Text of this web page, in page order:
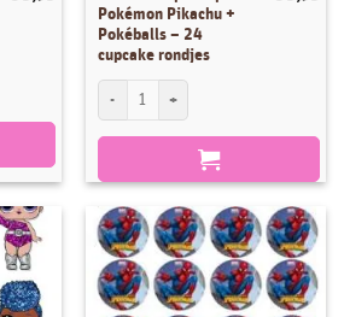
schildjes 7 cm hoog + logo aantal
Pokémon Pikachu +
Pokéballs – 24
cupcake rondjes
Eetbare Cupcakeprint Pokémon